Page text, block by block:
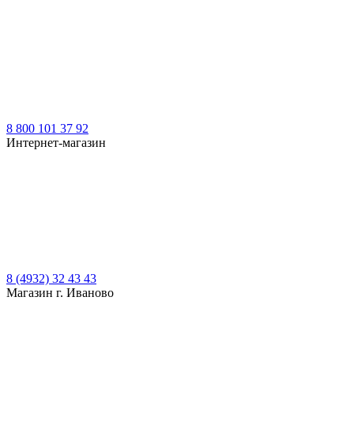
8 800 101 37 92
Интернет-магазин
8 (4932) 32 43 43
Магазин г. Иваново